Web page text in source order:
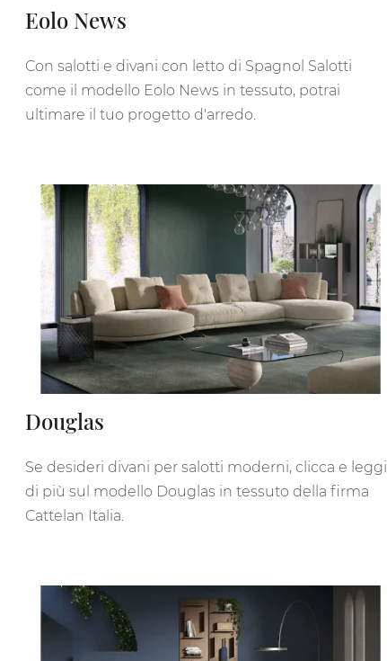
Eolo News
Con salotti e divani con letto di Spagnol Salotti
come il modello Eolo News in tessuto, potrai
ultimare il tuo progetto d'arredo.
Douglas
Se desideri divani per salotti moderni, clicca e leggi
di più sul modello Douglas in tessuto della firma
Cattelan Italia.